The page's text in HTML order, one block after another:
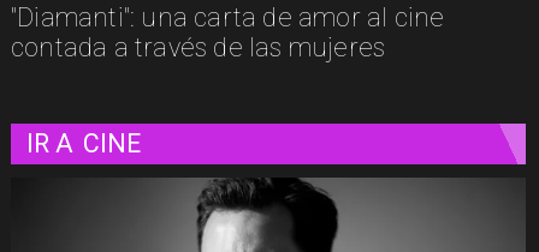
"Diamanti": una carta de amor al cine
contada a través de las mujeres
IR A CINE